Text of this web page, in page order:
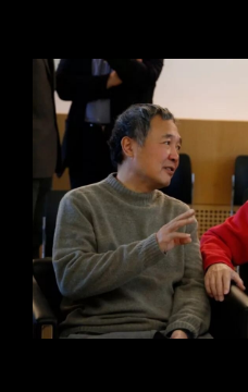
基金会新闻
从治理到共富：艺术
公益的新时代使命